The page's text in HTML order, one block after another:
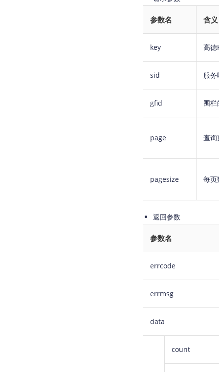
参数名 含义
key 高德
sid 服
gfid 围
page 查询
pagesize 每页
返回参数
参数名
errcode
errmsg
data
count